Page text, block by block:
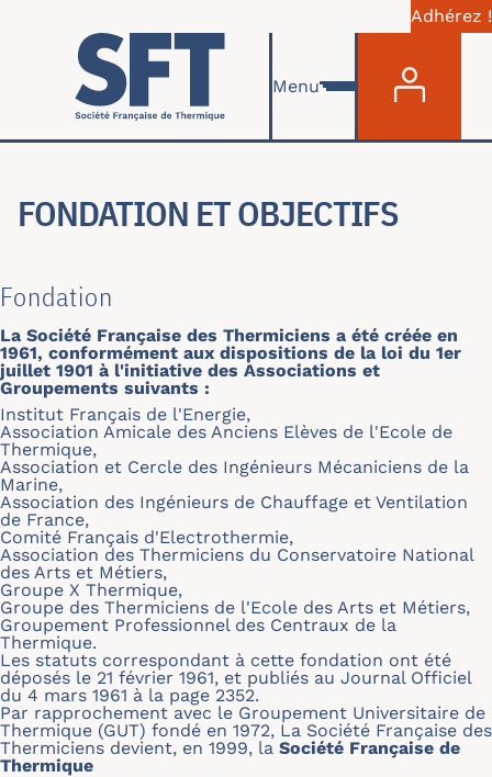
Aller au contenu principal
Adhérez !
Menu
FONDATION ET OBJECTIFS
Fondation
La Société Française des Thermiciens a été créée en
1961, conformément aux dispositions de la loi du 1er
juillet 1901 à l'initiative des Associations et
Groupements suivants :
Institut Français de l'Energie,
Association Amicale des Anciens Elèves de l'Ecole de
Thermique,
Association et Cercle des Ingénieurs Mécaniciens de la
Marine,
Association des Ingénieurs de Chauffage et Ventilation
de France,
Comité Français d'Electrothermie,
Association des Thermiciens du Conservatoire National
des Arts et Métiers,
Groupe X Thermique,
Groupe des Thermiciens de l'Ecole des Arts et Métiers,
Groupement Professionnel des Centraux de la
Thermique.
Les statuts correspondant à cette fondation ont été
déposés le 21 février 1961, et publiés au Journal Officiel
du 4 mars 1961 à la page 2352.
Par rapprochement avec le Groupement Universitaire de
Thermique (GUT) fondé en 1972, La Société Française des
Thermiciens devient, en 1999, la Société Française de
Thermique